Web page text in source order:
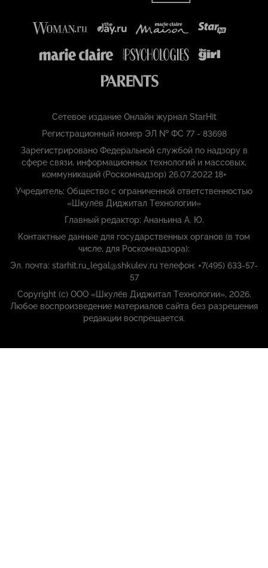
Сетевое издание Онлайн журнал StarHit
Регистрационный номер ЭЛ № ФС 77 - 83698
Зарегистрировано Федеральной службой по надзору в
сфере связи, информационных технологий и массовых,
коммуникаций (Роскомнадзор) 26.07.2022 18+
Учредитель: Общество с ограниченной ответственностью
«Шкулёв Диджитал Технологии»
Главный редактор: Ананьина А. Ю.
Контактные данные для государственных органов (в том
числе, для Роскомнадзора):
Эл. почта: starhit.ru_legal@shkulev.ru телефон: +7(495) 633-57-
57
Copyright (с) ООО «Шкулёв Диджитал Технологии», 2026.
Любое воспроизведение материалов сайта без разрешения
редакции воспрещается.